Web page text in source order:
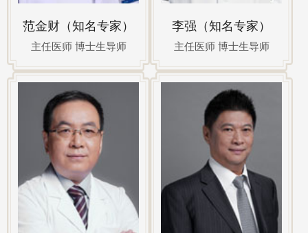
范金财（知名专家）
主任医师 博士生导师
李强（知名专家）
主任医师 博士生导师